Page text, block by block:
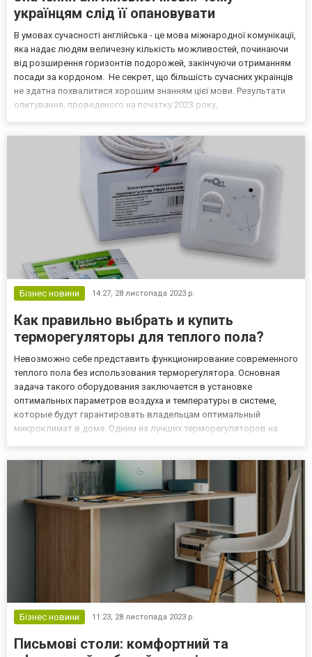
українцям слід її опановувати
В умовах сучасності англійська - це мова міжнародної комунікації,
яка надає людям величезну кількість можливостей, починаючи
від розширення горизонтів подорожей, закінчуючи отриманням
посади за кордоном. Не секрет, що більшість сучасних українців
не здатна похвалитися хорошим знанням цієї мови. Результати
опитування, проведеного на початку 2023 року,
Бізнес новини 14:27, 28 листопада 2023 р.
Как правильно выбрать и купить
терморегуляторы для теплого пола?
Невозможно себе представить функционирование современного
теплого пола без использования терморегулятора. Основная
задача такого оборудования заключается в установке
оптимальных параметров воздуха и температуры в системе,
которые будут гарантировать владельцам оптимальный
микроклимат в доме. Одним из лучших терморегуляторов на
Market как о...
Бізнес новини 11:23, 28 листопада 2023 р.
Письмові столи: комфортний та